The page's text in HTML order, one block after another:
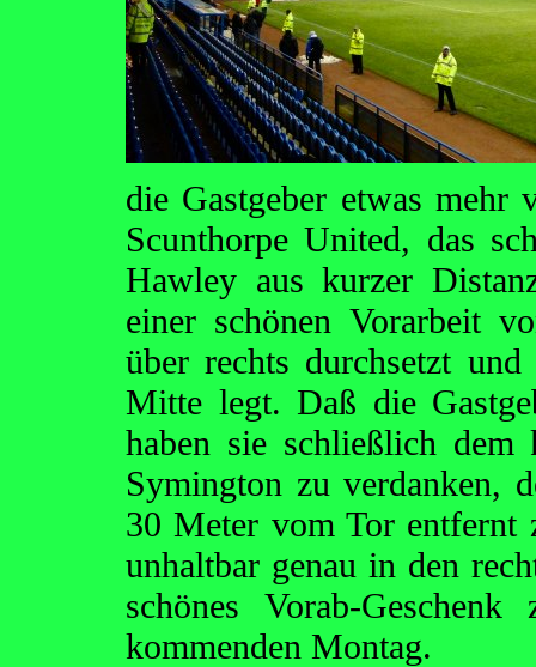
die Gastgeber etwas mehr
Scunthorpe United, das
Hawley aus kurzer
einer schönen Vorarbeit
über rechts durchsetzt
Mitte legt. Daß die
haben sie schließlich dem
Symington zu verdanken,
30 Meter vom Tor entfernt
unhaltbar genau in den
schönes Vorab-
kommenden Montag.